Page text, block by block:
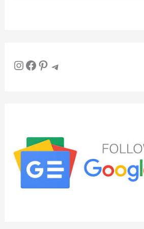
InstagramFacebook Pinterest Telegram